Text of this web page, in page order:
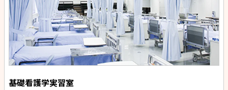
基礎看護学実習室